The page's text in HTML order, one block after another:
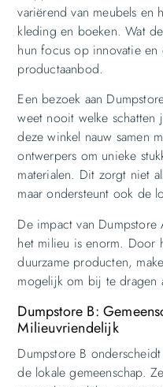
variërend van meubels en
kleding en boeken. Wat
hun focus op innovatie en
productaanbod.
Een bezoek aan
weet nooit welke
deze winkel nauw samen
ontwerpers om unieke
materialen. Dit zorgt niet
maar ondersteunt ook de
De impact van
het milieu is enorm. Door
duurzame producten,
mogelijk om bij te dragen
Dumpstore B:
Milieuvriendelijk
Dumpstore B
de lokale gemeenschap.